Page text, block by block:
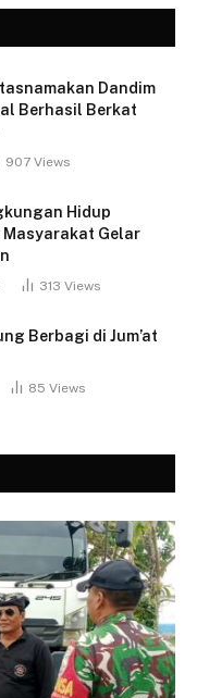
Dandim
Berhasil Berkat
907 Views
Hidup
Masyarakat Gelar
313 Views
Berbagi di Jum’at
85 Views